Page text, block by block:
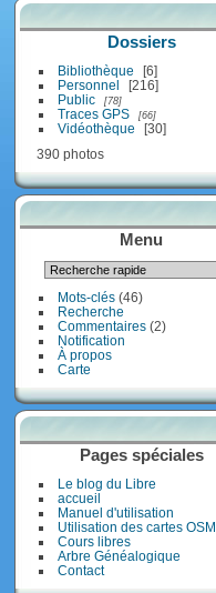
Dossiers
Bibliothèque
6
Personnel
216
Public
78
Traces GPS 66
Vidéothèque
30
390 photos
Menu
Mots-clés(46)
Recherche
Commentaires(2)
Notification
À propos
Carte
Pages spéciales
Le blog du Libre
accueil
Manuel d'utilisation
Utilisation des cartes OSM
Cours libres
Arbre Généalogique
Contact